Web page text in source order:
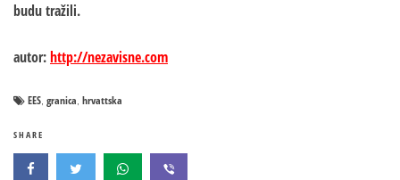
budu tražili.
autor:http://nezavisne.com
EES, granica, hrvattska
SHARE